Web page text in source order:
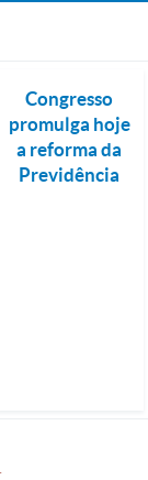
Congresso
promulga hoje
a reforma da
Previdência